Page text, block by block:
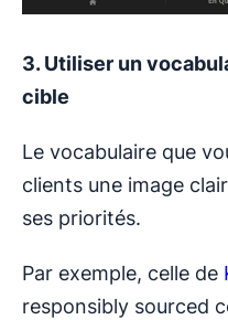
3. Utiliser un
cible
Le vocabulaire que
clients une image
ses priorités.
Par exemple, celle de
responsibly sourced